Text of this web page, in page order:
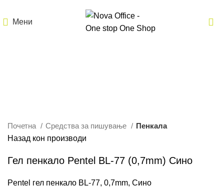
Мени
Почетна Средства за пишување
Пенкала
Назад кон производи
Гел пенкало Pentel BL-77 (0,7mm) Сино
Pentel гел пенкало BL-77, 0,7mm, Сино